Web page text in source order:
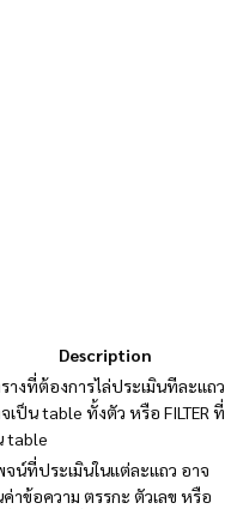
Description
างที่ต้องการไล่ประเมินทีละแถว
เป็น table ทั้งตัว หรือ FILTER ที่
table
น์ที่ประเมินในแต่ละแถว อาจ
าข้อความ ตรรกะ ตัวเลข หรือ